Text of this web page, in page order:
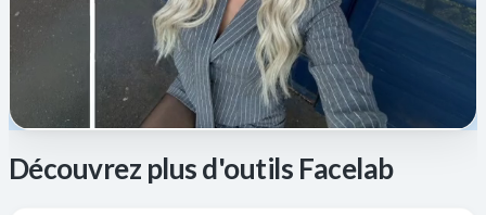
Découvrez plus d'outils Facelab